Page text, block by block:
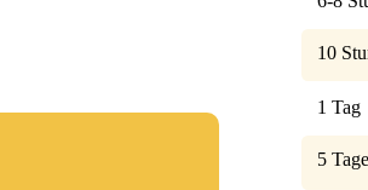
10
1 Tag
5 Tage